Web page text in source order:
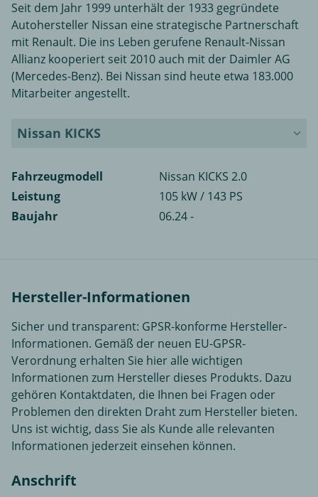
Seit dem Jahr 1999 unterhält der 1933 gegründete
Autohersteller Nissan eine strategische Partnerschaft
mit Renault. Die ins Leben gerufene Renault-Nissan
Allianz kooperiert seit 2010 auch mit der Daimler AG
(Mercedes-Benz). Bei Nissan sind heute etwa 183.000
Mitarbeiter angestellt.
Nissan KICKS
Fahrzeugmodell
Nissan KICKS 2.0
Leistung
105 kW / 143 PS
Baujahr
06.24 -
Hersteller-Informationen
Sicher und transparent: GPSR-konforme Hersteller-
Informationen. Gemäß der neuen EU-GPSR-
Verordnung erhalten Sie hier alle wichtigen
Informationen zum Hersteller dieses Produkts. Dazu
gehören Kontaktdaten, die Ihnen bei Fragen oder
Problemen den direkten Draht zum Hersteller bieten.
Uns ist wichtig, dass Sie als Kunde alle relevanten
Informationen jederzeit einsehen können.
Anschrift